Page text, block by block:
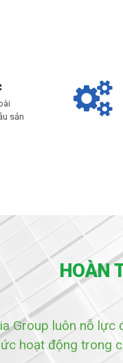
sản
HOÀN
Group luôn nỗ
hoạt động trong